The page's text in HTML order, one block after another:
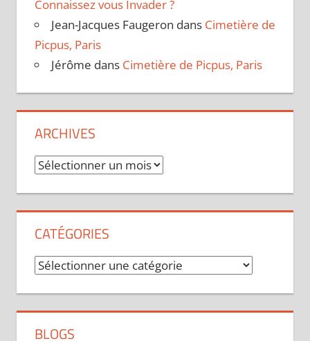
Connaissez vous Invader ?
Jean-Jacques Faugeron dans Cimetière de
Picpus, Paris
Jérôme dans Cimetière de Picpus, Paris
ARCHIVES
Archives
CATÉGORIES
Catégories
BLOGS